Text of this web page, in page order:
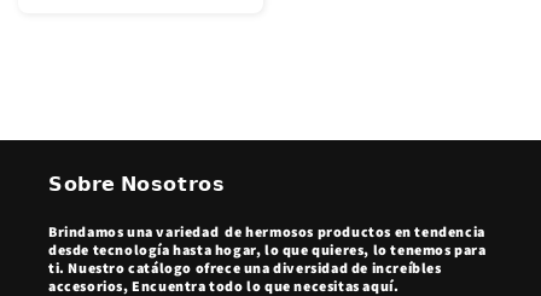
𝗦𝗼𝗯𝗿𝗲 𝗡𝗼𝘀𝗼𝘁𝗿𝗼𝘀
Brindamos una variedad de hermosos productos en tendencia
desde tecnología hasta hogar, lo que quieres, lo tenemos para
ti. Nuestro catálogo ofrece una diversidad de increíbles
accesorios, Encuentra todo lo que necesitas aquí.